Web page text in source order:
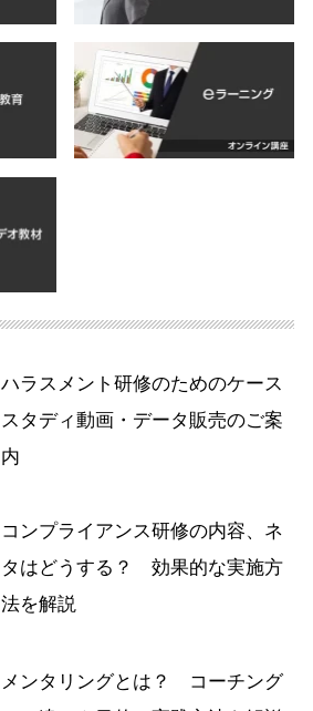
ハラスメント研修のためのケース
スタディ動画・データ販売のご案
内
コンプライアンス研修の内容、ネ
タはどうする？ 効果的な実施方
法を解説
メンタリングとは？ コーチング